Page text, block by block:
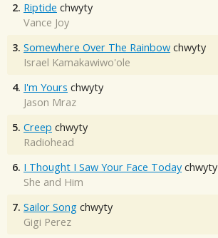
2. Riptide chwyty
Vance Joy
3. Somewhere Over The Rainbow chwyty
Israel Kamakawiwo'ole
4. I'm Yours chwyty
Jason Mraz
5. Creep chwyty
Radiohead
6. I Thought I Saw Your Face Today chwyty
She and Him
7. Sailor Song chwyty
Gigi Perez